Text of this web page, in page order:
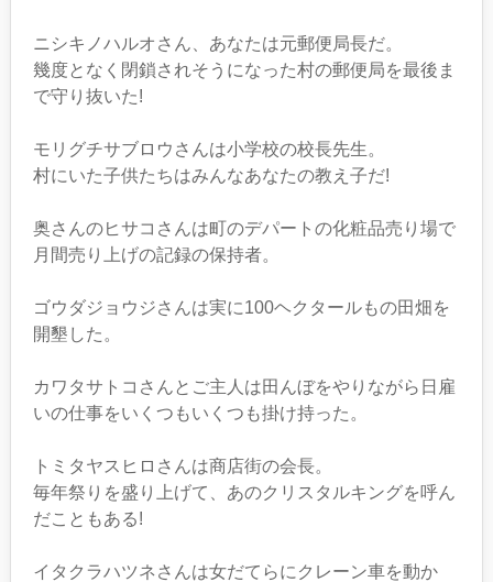
ニシキノハルオさん、あなたは元郵便局長だ。
幾度となく閉鎖されそうになった村の郵便局を最後ま
で守り抜いた!
モリグチサブロウさんは小学校の校長先生。
村にいた子供たちはみんなあなたの教え子だ!
奥さんのヒサコさんは町のデパートの化粧品売り場で
月間売り上げの記録の保持者。
ゴウダジョウジさんは実に100ヘクタールもの田畑を
開墾した。
カワタサトコさんとご主人は田んぼをやりながら日雇
いの仕事をいくつもいくつも掛け持った。
トミタヤスヒロさんは商店街の会長。
毎年祭りを盛り上げて、あのクリスタルキングを呼ん
だこともある!
イタクラハツネさんは女だてらにクレーン車を動か